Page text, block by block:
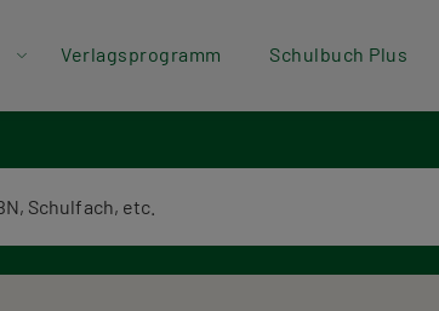
Verlagsprogramm Schulbuch Plus